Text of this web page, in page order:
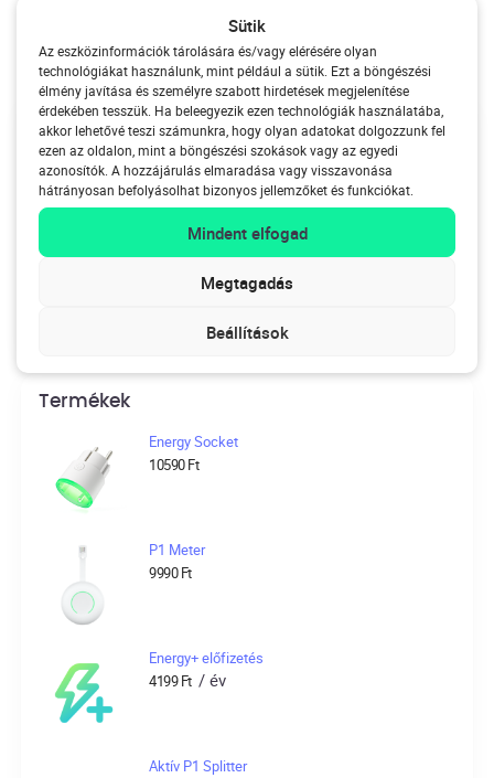
Sütik
Az eszközinformációk tárolására és/vagy elérésére olyan
technológiákat használunk, mint például a sütik. Ezt a böngészési
élmény javítása és személyre szabott hirdetések megjelenítése
érdekében tesszük. Ha beleegyezik ezen technológiák használatába,
akkor lehetővé teszi számunkra, hogy olyan adatokat dolgozzunk fel
ezen az oldalon, mint a böngészési szokások vagy az egyedi
azonosítók. A hozzájárulás elmaradása vagy visszavonása
hátrányosan befolyásolhat bizonyos jellemzőket és funkciókat.
Mindent elfogad
Megtagadás
Beállítások
Mi az a HomeWizard?
Legyen tisztában az energiafogyasztásával, és
takarékoskodjon az energiaköltségekkel. A
HomeWizard praktikus Wi-Fi mérőeszközeivel élőben
nyomon követheti, hogy mennyi áramot, gázt és vizet
Termékek
Energy Socket
10590Ft
P1 Meter
9990Ft
Energy+ előfizetés
4199Ft / év
Aktív P1 Splitter